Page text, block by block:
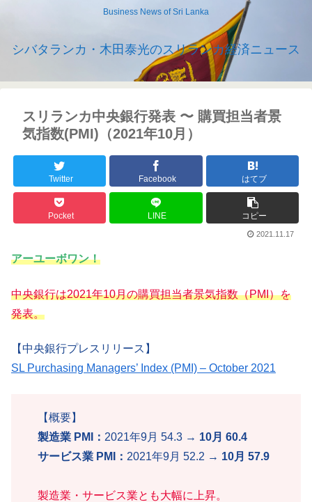
Business News of Sri Lanka
シバタランカ・木田泰光のスリランカ経済ニュース
スリランカ中央銀行発表 〜 購買担当者景
気指数(PMI)（2021年10月）
Twitter Facebook はてブ
Pocket LINE コピー
2021.11.17
アーユーボワン！
中央銀行は2021年10月の購買担当者景気指数（PMI）を
発表。
【中央銀行プレスリリース】
SL Purchasing Managers’ Index (PMI) – October 2021
【概要】
製造業 PMI： 2021年9月 54.3 → 10月 60.4
サービス業 PMI： 2021年9月 52.2 → 10月 57.9
製造業・サービス業とも大幅に上昇。